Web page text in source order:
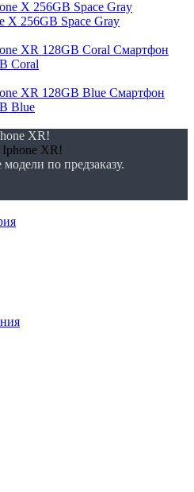
X 256GB Space Gray
Смартфон
Coral
Смартфон
Blue
XR!
по предзаказу.